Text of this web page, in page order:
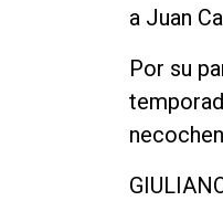
a Juan
Por su